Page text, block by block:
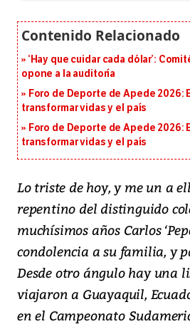
‘Hay que cuidar cada dólar’:
opone a la auditoría
Foro de Deporte de Apede 2026:
transformar vidas y el país
Foro de Deporte de Apede 2026:
transformar vidas y el país
Lo triste de hoy, y me un a
repentino del distinguido
muchísimos años Carlos
condolencia a su familia, y
Desde otro ángulo hay una
viajaron a Guayaquil,
en el Campeonato